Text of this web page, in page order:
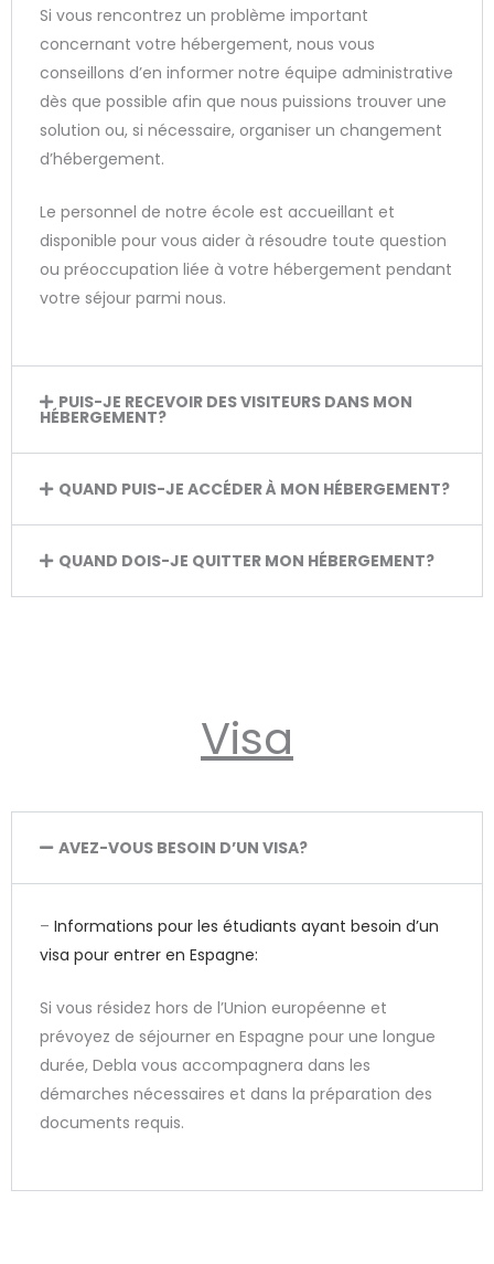
Si vous rencontrez un problème important
concernant votre hébergement, nous vous
conseillons d’en informer notre équipe administrative
dès que possible afin que nous puissions trouver une
solution ou, si nécessaire, organiser un changement
d’hébergement.
Le personnel de notre école est accueillant et
disponible pour vous aider à résoudre toute question
ou préoccupation liée à votre hébergement pendant
votre séjour parmi nous.
PUIS-JE RECEVOIR DES VISITEURS DANS MON
HÉBERGEMENT?
QUAND PUIS-JE ACCÉDER À MON HÉBERGEMENT?
QUAND DOIS-JE QUITTER MON HÉBERGEMENT?
Visa
AVEZ-VOUS BESOIN D’UN VISA?
– Informations pour les étudiants ayant besoin d’un
visa pour entrer en Espagne:
Si vous résidez hors de l’Union européenne et
prévoyez de séjourner en Espagne pour une longue
durée, Debla vous accompagnera dans les
démarches nécessaires et dans la préparation des
documents requis.